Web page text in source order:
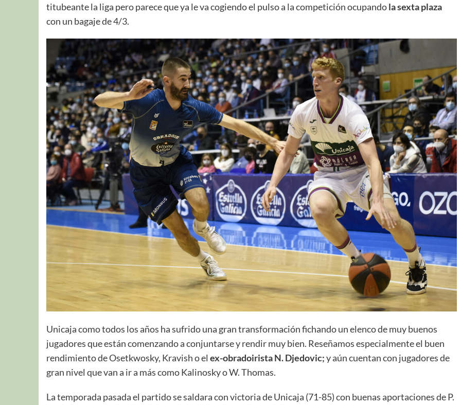
titubeante la liga pero parece que ya le va cogiendo el pulso a la competición ocupandola sexta plaza
con un bagaje de 4/3.
Unicaja como todos los años ha sufrido una gran transformación fichando un elenco de muy buenos
jugadores que están comenzando a conjuntarse y rendir muy bien. Reseñamos especialmente el buen
rendimiento de Osetkwosky, Kravish o el ex-obradoirista N. Djedovic;y aún cuentan con jugadores de
gran nivel que van a ir a más como Kalinosky o W. Thomas.
La temporada pasada el partido se saldara con victoria de Unicaja (71-85) con buenas aportaciones de P.